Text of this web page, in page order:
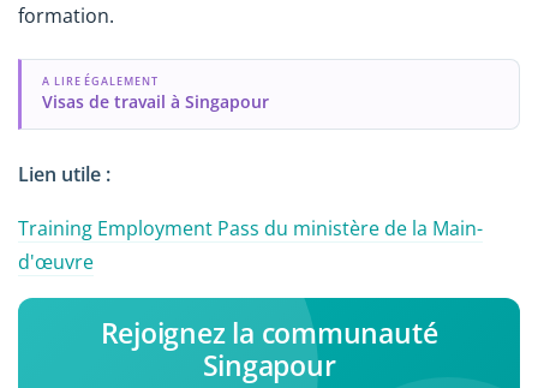
formation.
A LIRE ÉGALEMENT
Visas de travail à Singapour
Lien utile :
Training Employment Pass du ministère de la Main-
d'œuvre
Rejoignez la communauté
Singapour